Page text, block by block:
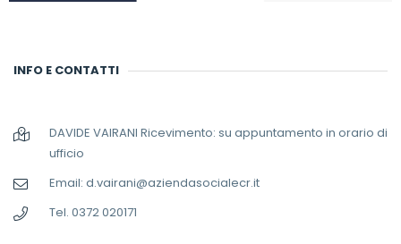
INFO E CONTATTI
DAVIDE VAIRANI Ricevimento: su appuntamento in orario di
ufficio
Email: d.vairani@aziendasocialecr.it
Tel. 0372 020171